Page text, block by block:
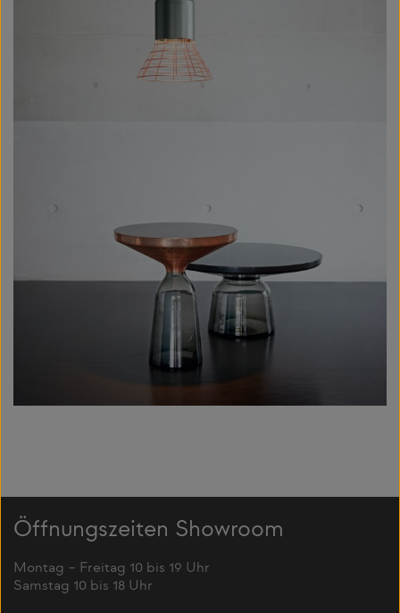
Öffnungszeiten Showroom
Montag – Freitag 10 bis 19 Uhr
Samstag 10 bis 18 Uhr